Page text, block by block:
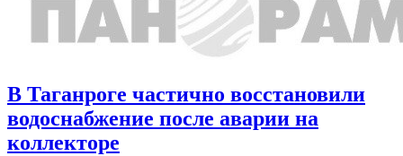
В Таганроге частично восстановили
водоснабжение после аварии на
коллекторе